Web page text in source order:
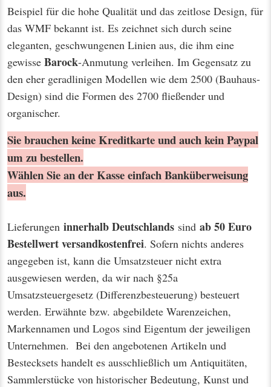
Beispiel für die hohe Qualität und das zeitlose Design, für
das WMF bekannt ist. Es zeichnet sich durch seine
eleganten, geschwungenen Linien aus, die ihm eine
gewisse Barock-Anmutung verleihen. Im Gegensatz zu
den eher geradlinigen Modellen wie dem 2500 (Bauhaus-
Design) sind die Formen des 2700 fließender und
organischer.
Sie brauchen keine Kreditkarte und auch kein Paypal
um zu bestellen.
Wählen Sie an der Kasse einfach Banküberweisung
aus.
Lieferungen innerhalb Deutschlands sind ab 50 Euro
Bestellwertversandkostenfrei. Sofern nichts anderes
angegeben ist, kann die Umsatzsteuer nicht extra
ausgewiesen werden, da wir nach §25a
Umsatzsteuergesetz (Differenzbesteuerung) besteuert
werden. Erwähnte bzw. abgebildete Warenzeichen,
Markennamen und Logos sind Eigentum der jeweiligen
Unternehmen. Bei den angebotenen Artikeln und
Bestecksets handelt es ausschließlich um Antiquitäten,
Sammlerstücke von historischer Bedeutung, Kunst und